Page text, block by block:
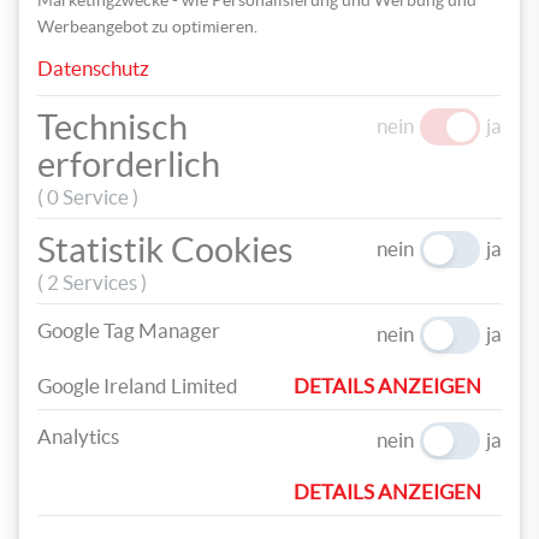
ALLES FÜRS OSTERBASTELN:
FOLIA Tonzeichenpapier
mehrere Farben
€ 2,49
mehrere Farben
FOLIA Bastelfilz 10
€ 6,99
I-MONDI Wackelaugen
mit Lid 75 Stück
verschiedene Größen
selbstklebend
Werbeangebot zu optimieren.
Datenschutz
Technisch
erforderlich
( 0 Service )
nein ja
Statistik Cookies
( 2 Services )
nein ja
Google Tag Manager nein ja
Google Ireland Limited DETAILS ANZEIGEN
Analytics nein ja
DETAILS ANZEIGEN